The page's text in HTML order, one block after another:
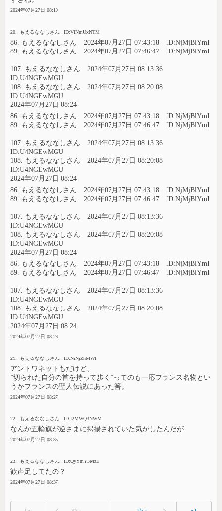
2024年07月27日 08:19
20. もえるななしさん. ID:VlNmUxNTM
86. もえるななしさん 2024年07月27日 07:43:18 ID:NjMjBlYmI
89. もえるななしさん 2024年07月27日 07:46:47 ID:NjMjBlYmI
107. もえるななしさん 2024年07月27日 08:13:36
ID:U4NGEwMGU
108. もえるななしさん 2024年07月27日 08:20:08
ID:U4NGEwMGU
2024年07月27日 08:24
86. もえるななしさん 2024年07月27日 07:43:18 ID:NjMjBlYmI
89. もえるななしさん 2024年07月27日 07:46:47 ID:NjMjBlYmI
107. もえるななしさん 2024年07月27日 08:13:36
ID:U4NGEwMGU
108. もえるななしさん 2024年07月27日 08:20:08
ID:U4NGEwMGU
2024年07月27日 08:24
86. もえるななしさん 2024年07月27日 07:43:18 ID:NjMjBlYmI
89. もえるななしさん 2024年07月27日 07:46:47 ID:NjMjBlYmI
107. もえるななしさん 2024年07月27日 08:13:36
ID:U4NGEwMGU
108. もえるななしさん 2024年07月27日 08:20:08
ID:U4NGEwMGU
2024年07月27日 08:24
86. もえるななしさん 2024年07月27日 07:43:18 ID:NjMjBlYmI
89. もえるななしさん 2024年07月27日 07:46:47 ID:NjMjBlYmI
107. もえるななしさん 2024年07月27日 08:13:36
ID:U4NGEwMGU
108. もえるななしさん 2024年07月27日 08:20:08
ID:U4NGEwMGU
2024年07月27日 08:24
2024年07月27日 08:26
21. もえるななしさん. ID:NiNjZhMWI
アントワネットもだけど、
”切られた自分の首を持って歩く”ってのも一応フランス名物とい
うかフランスの聖人伝説にあった筈。
2024年07月27日 08:27
22. もえるななしさん. ID:I2MWQ3NWM
なんか五輪旗が逆さまに掲揚されていた気がしたんだが
2024年07月27日 08:35
23. もえるななしさん. ID:QyYmY3MzE
歓声足してたの？
2024年07月27日 08:37